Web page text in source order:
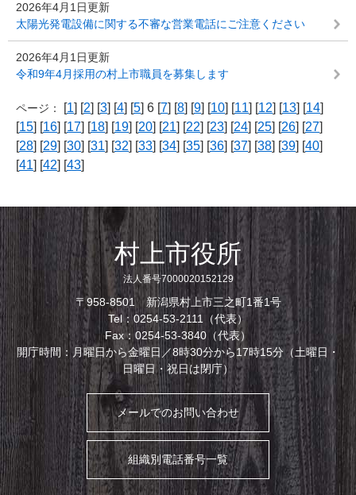
2026年4月1日更新
太陽光発電設備に関する不審な営業電話にご注意ください
2026年4月1日更新
令和9年4月採用の村上市職員を募集します
ページ： [1] [2] [3] [4] [5] 6 [7] [8] [9] [10] [11] [12] [13] [14]
[15] [16] [17] [18] [19] [20] [21] [22] [23] [24] [25] [26] [27]
[28] [29] [30] [31] [32] [33] [34] [35] [36] [37] [38] [39] [40]
[41] [42] [43]
村上市役所
法人番号7000020152129
〒958-8501 新潟県村上市三之町1番1号
Tel：0254-53-2111（代表）
Fax：0254-53-3840（代表）
開庁時間：月曜日から金曜日／8時30分から17時15分（土曜日・
日曜日・祝日は閉庁）
メールでのお問い合わせ
組織別電話番号一覧